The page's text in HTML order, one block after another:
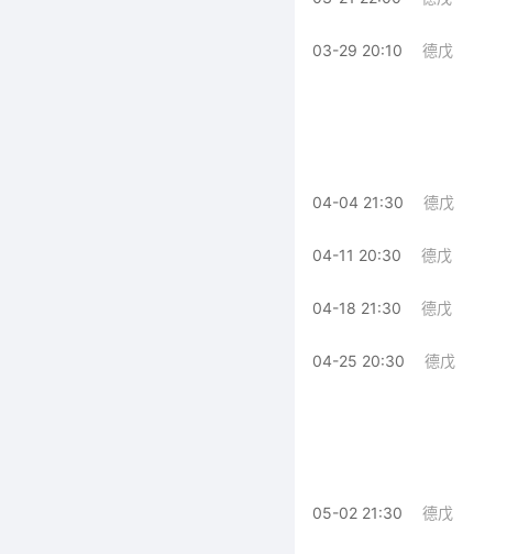
03-29 20:10 德戊
04-04 21:30 德戊
04-11 20:30 德戊
04-18 21:30 德戊
04-25 20:30 德戊
05-02 21:30 德戊